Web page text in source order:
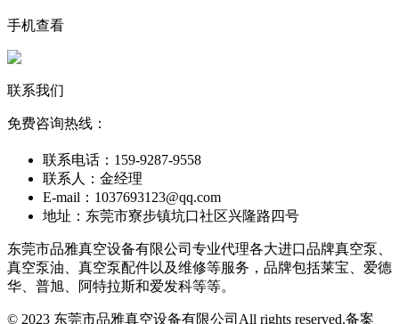
手机查看
联系我们
免费咨询热线：
联系电话：159-9287-9558
联系人：金经理
E-mail：1037693123@qq.com
地址：东莞市寮步镇坑口社区兴隆路四号
东莞市品雅真空设备有限公司专业代理各大进口品牌真空泵、
真空泵油、真空泵配件以及维修等服务，品牌包括莱宝、爱德
华、普旭、阿特拉斯和爱发科等等。
© 2023 东莞市品雅真空设备有限公司All rights reserved.备案